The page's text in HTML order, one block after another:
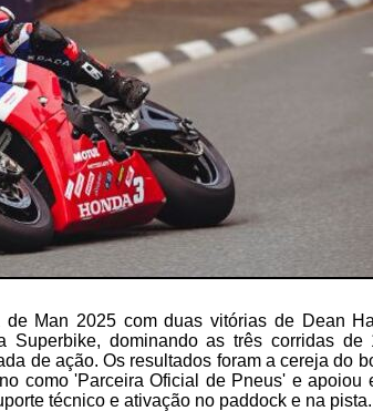
Man 2025 com duas vitórias de Dean
Superbike, dominando as três corridas de
de ação. Os resultados foram a cereja do
como 'Parceira Oficial de Pneus' e apoiou
técnico e ativação no paddock e na pista.